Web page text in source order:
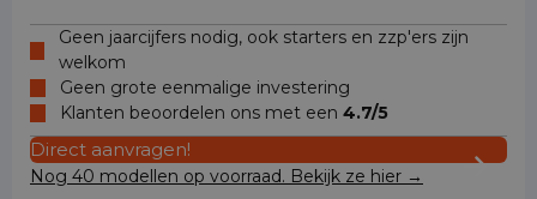
Geen jaarcijfers nodig, ook starters en zzp'ers zijn
welkom
Geen grote eenmalige investering
Klanten beoordelen ons met een 4.7/5
Direct aanvragen!
Nog 40 modellen op voorraad. Bekijk ze hier →